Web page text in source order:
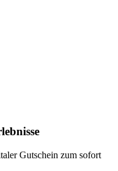
Gutschein zum sofort